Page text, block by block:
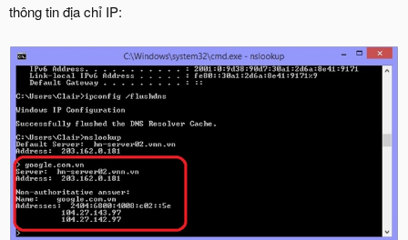
thông tin địa chỉ IP: